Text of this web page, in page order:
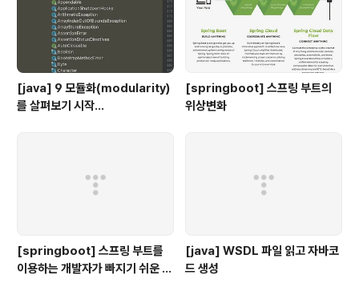
[java] 9 모듈화(modularity)
를 살펴보기 시작...
[springboot] 스프링 부트의
위상변화
[springboot] 스프링 부트를
이용하는 개발자가 빠지기 쉬운 착
[java] WSDL 파일 읽고 자바코
드 생성